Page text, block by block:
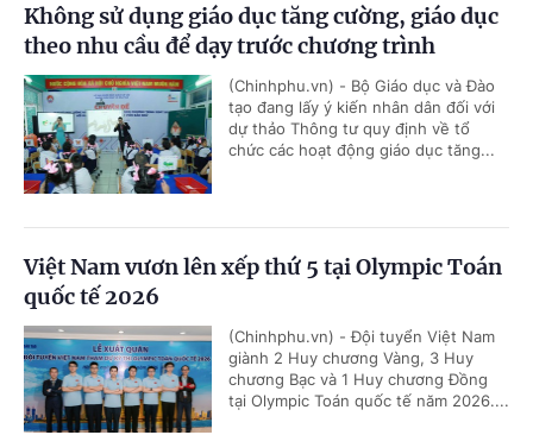
Không sử dụng giáo dục tăng cường, giáo dục
theo nhu cầu để dạy trước chương trình
(Chinhphu.vn) - Bộ Giáo dục và Đào
tạo đang lấy ý kiến nhân dân đối với
dự thảo Thông tư quy định về tổ
chức các hoạt động giáo dục tăng...
Việt Nam vươn lên xếp thứ 5 tại Olympic Toán
quốc tế 2026
(Chinhphu.vn) - Đội tuyển Việt Nam
giành 2 Huy chương Vàng, 3 Huy
chương Bạc và 1 Huy chương Đồng
tại Olympic Toán quốc tế năm 2026....